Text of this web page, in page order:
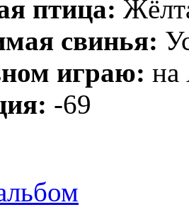
птица:
свинья:
играю: на
-69